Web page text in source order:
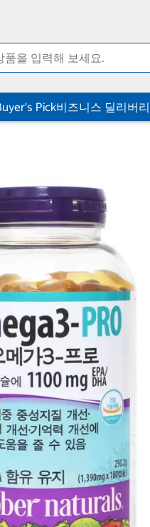
Pick비즈니스 딜리버리